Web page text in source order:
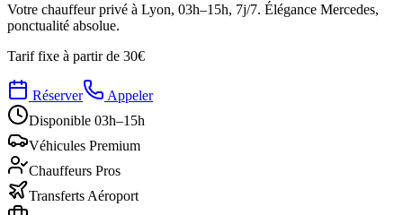
Votre chauffeur privé à Lyon, 03h–15h, 7j/7. Élégance Mercedes,
ponctualité absolue.
Tarif fixe à partir de 30€
Réserver
Appeler
Disponible 03h–15h
Véhicules Premium
Chauffeurs Pros
Transferts Aéroport